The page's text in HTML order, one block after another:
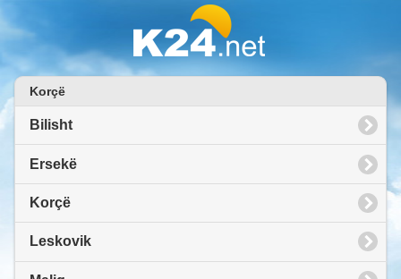
Korçë
Bilisht
Ersekë
Korçë
Leskovik